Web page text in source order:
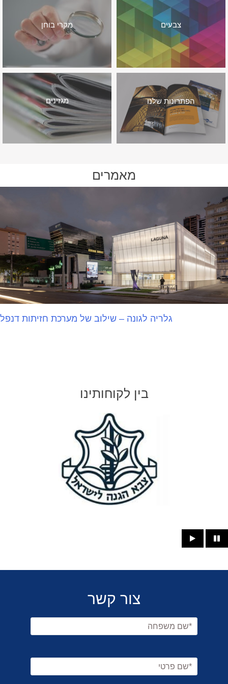
מקרי בוחן צבעים
מגזינים הפתרונות שלנו
מאמרים
גלריה לגונה – שילוב של מערכת חזיתות דנפל
בין לקוחותינו
צור קשר